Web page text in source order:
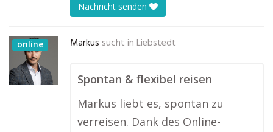
Nachricht senden
online Markus sucht in Liebstedt
Spontan & flexibel reisen
Markus liebt es, spontan zu
verreisen. Dank des Online-